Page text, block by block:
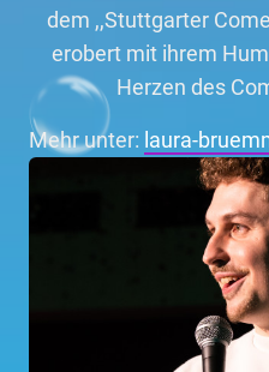
dem ,,Stuttgarter
erobert mit ihrem
Herzen des
Mehr unter: laura-